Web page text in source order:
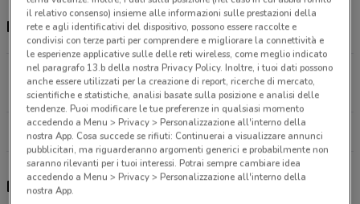
Negozi Ecu a Viareggio
Via Guglielmo Marconi, 9 Carrara
25.7 km
APERTO
Tutti i negozi Ecu
Ecu, offerte e negozi
il relativo consenso) insieme alle informazioni sulle prestazioni della
rete e agli identificativi del dispositivo, possono essere raccolte e
condivisi con terze parti per comprendere e migliorare la connettività e
le esperienze applicative sulle delle reti wireless, come meglio indicato
nel paragrafo 13.b della nostra Privacy Policy. Inoltre, i tuoi dati possono
anche essere utilizzati per la creazione di report, ricerche di mercato,
scientifiche e statistiche, analisi basate sulla posizione e analisi delle
tendenze. Puoi modificare le tue preferenze in qualsiasi momento
accedendo a Menu > Privacy > Personalizzazione all'interno della
nostra App. Cosa succede se rifiuti: Continuerai a visualizzare annunci
pubblicitari, ma riguarderanno argomenti generici e probabilmente non
saranno rilevanti per i tuoi interessi. Potrai sempre cambiare idea
accedendo a Menu > Privacy > Personalizzazione all'interno della
nostra App.